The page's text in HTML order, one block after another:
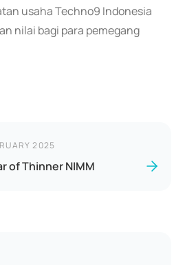
usaha Techno9 Indonesia
nilai bagi para pemegang
2025
of Thinner NIMM